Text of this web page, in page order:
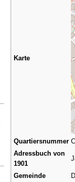
Karte
Quartiersnummer
Adressbuch von
1901
Gemeinde